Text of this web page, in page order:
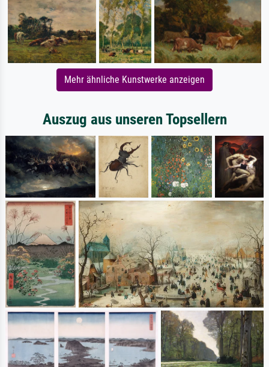
Mehr ähnliche Kunstwerke anzeigen
Auszug aus unseren Topsellern